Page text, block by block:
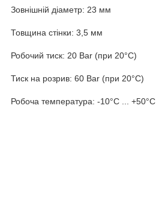
Зовнішній діаметр: 23 мм
Товщина стінки: 3,5 мм
Робочий тиск: 20 Bar (при 20°C)
Тиск на розрив: 60 Bar (при 20°C)
Робоча температура: -10°C ... +50°C